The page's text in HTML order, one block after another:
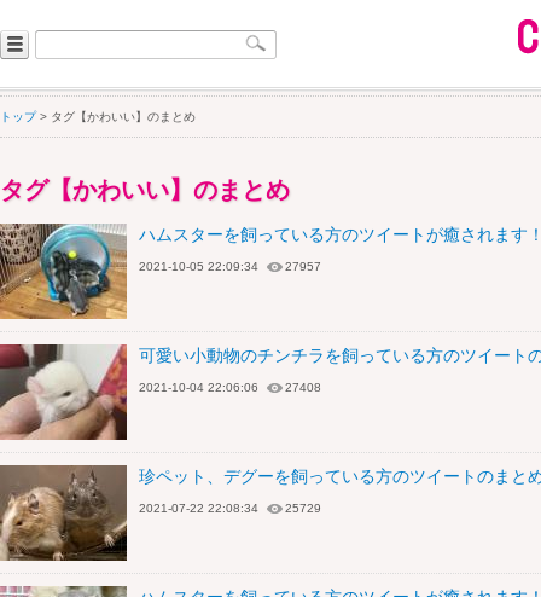
トップ> タグ【かわいい】のまとめ
タグ【かわいい】のまとめ
ハムスターを飼っている方のツイートが癒されます
2021-10-05 22:09:34 27957
可愛い小動物のチンチラを飼っている方のツイー
2021-10-04 22:06:06 27408
珍ペット、デグーを飼っている方のツイートのま
2021-07-22 22:08:34 25729